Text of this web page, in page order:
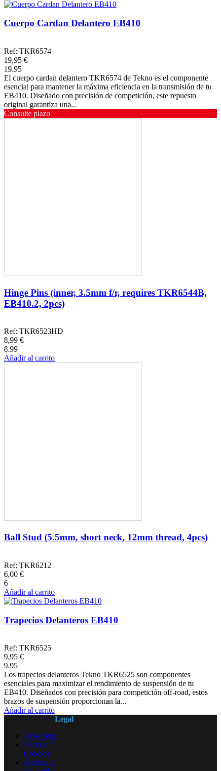
Cuerpo Cardan Delantero EB410
Ref: TKR6574
19,95 €
19.95
El cuerpo cardan delantero TKR6574 de Tekno es el componente
esencial para mantener la máxima eficiencia en la transmisión de tu
EB410. Diseñado con precisión de competición, este repuesto
original garantiza una...
Consulte plazo
Hinge Pins (inner, 3.5mm f/r, requires TKR6544B,
EB410.2, 2pcs)
Ref: TKR6523HD
8,99 €
8.99
Añadir al carrito
Ball Stud (5.5mm, short neck, 12mm thread, 4pcs)
Ref: TKR6212
6,00 €
6
Añadir al carrito
Trapecios Delanteros EB410
Ref: TKR6525
9,95 €
9.95
Los trapecios delanteros Tekno TKR6525 son componentes
esenciales para maximizar el rendimiento de suspensión de tu
EB410. Diseñados con precisión para competición off-road, estos
brazos de suspensión proporcionan la...
Añadir al carrito
Legal
Aviso legal
Política de
Cookies
Política de